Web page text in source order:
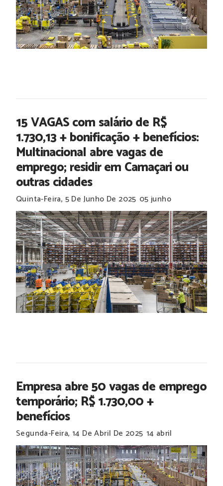
15 VAGAS com salário de R$
1.730,13 + bonificação + benefícios:
Multinacional abre vagas de
emprego; residir em Camaçari ou
outras cidades
Quinta-Feira, 5 De Junho De 2025 05 junho
Empresa abre 50 vagas de emprego
temporário; R$ 1.730,00 +
benefícios
Segunda-Feira, 14 De Abril De 2025 14 abril